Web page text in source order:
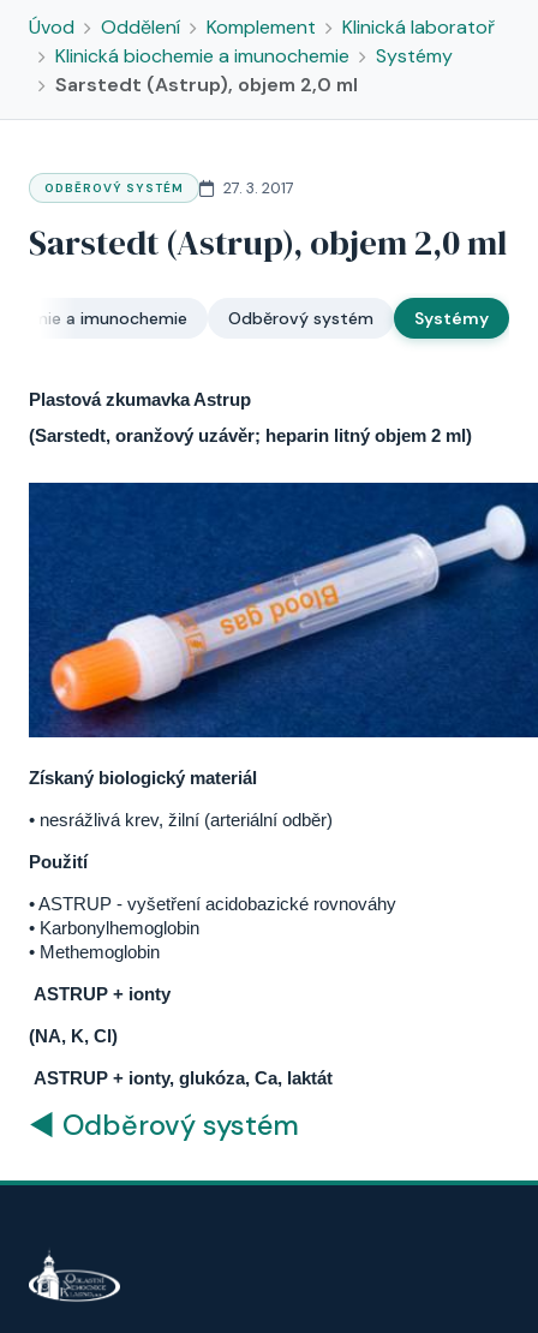
Úvod Oddělení Komplement
Klinická laboratoř
Klinická biochemie a imunochemie
Systémy
Sarstedt (Astrup), objem 2,0 ml
ODBĚROVÝ SYSTÉM 27. 3. 2017
Sarstedt (Astrup), objem 2,0 ml
a imunochemie Odběrový systém Systémy
Plastová zkumavka Astrup
(Sarstedt, oranžový uzávěr; heparin litný objem 2 ml)
Získaný biologický materiál
• nesrážlivá krev, žilní (arteriální odběr)
Použití
• ASTRUP - vyšetření acidobazické rovnováhy
• Karbonylhemoglobin
• Methemoglobin
ASTRUP + ionty
(NA, K, Cl)
ASTRUP + ionty, glukóza, Ca, laktát
◄ Odběrový systém